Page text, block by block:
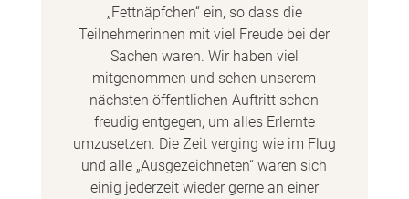
„Fettnäpfchen“ ein, so dass die
Teilnehmerinnen mit viel Freude bei der
Sachen waren. Wir haben viel
mitgenommen und sehen unserem
nächsten öffentlichen Auftritt schon
freudig entgegen, um alles Erlernte
umzusetzen. Die Zeit verging wie im Flug
und alle „Ausgezeichneten“ waren sich
einig jederzeit wieder gerne an einer